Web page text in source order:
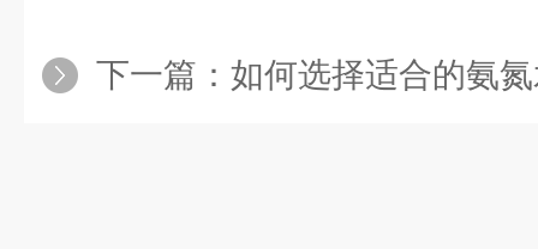
下一篇： 如何选择适合的氨